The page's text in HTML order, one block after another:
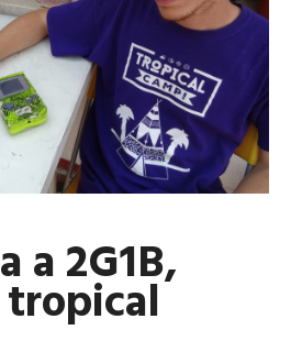
a 2G1B,